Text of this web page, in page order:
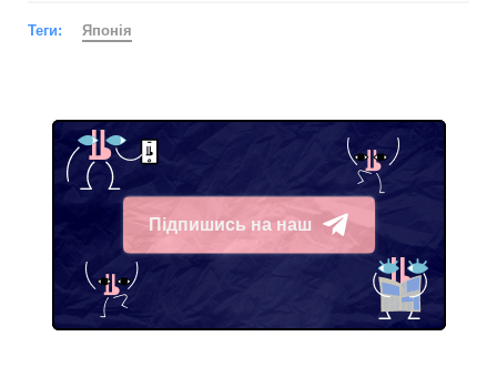
Теги: Японія
Підпишись на наш
Telegram